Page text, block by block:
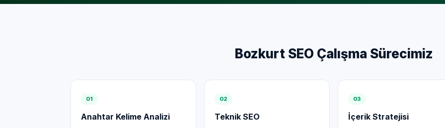
BozkurtSEO Çalışma Sürecimiz
01
Anahtar Kelime Analizi
02
Teknik SEO
03
İçerik Stratejisi